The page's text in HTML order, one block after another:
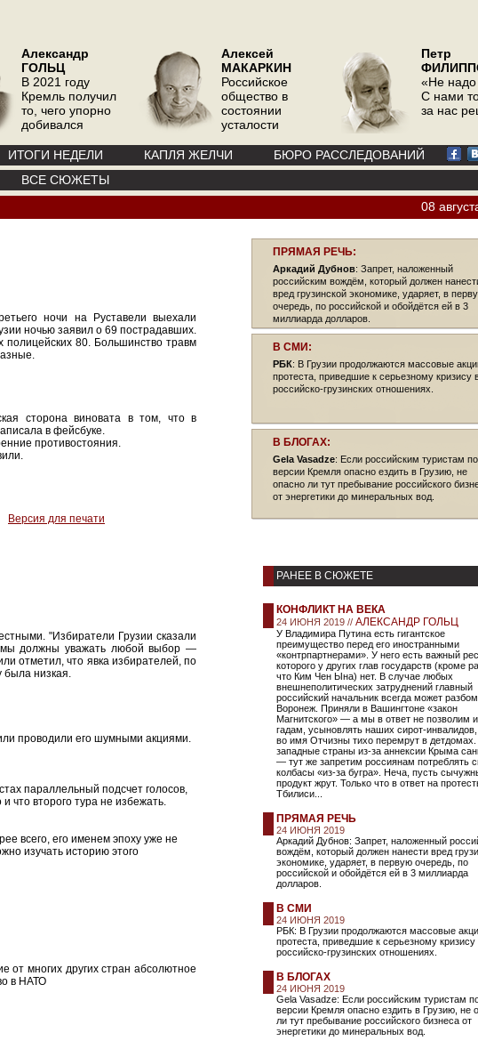
Александр
ГОЛЬЦ
В 2021 году
Кремль получил
то, чего упорно
добивался
Алексей
МАКАРКИН
Российское
общество в
состоянии
усталости
Петр
«Не надо
С нами
за нас
ИТОГИ НЕДЕЛИ КАПЛЯ ЖЕЛЧИ
БЮРО РАССЛЕДОВАНИЙ
ВСЕ СЮЖЕТЫ
08
ночи на Руставели выехали
ночью заявил о 69 пострадавших.
80. Большинство травм
сторона виновата в том, что в
в фейсбуке.
противостояния.
Версия для печати
"Избиратели Грузии сказали
мы должны уважать любой выбор —
отметил, что явка избирателей, по
была низкая.
проводили его шумными акциями.
параллельный подсчет голосов,
что второго тура не избежать.
всего, его именем эпоху уже не
изучать историю этого
от многих других стран абсолютное
в НАТО
ПРЯМАЯ РЕЧЬ:
Аркадий Дубнов: Запрет, наложенный
российским вождём, который должен
вред грузинской экономике, ударяет, в
очередь, по российской и обойдётся ей в 3
миллиарда долларов.
В СМИ:
РБК: В Грузии продолжаются массовые
протеста, приведшие к серьезному кризису
российско-грузинских отношениях.
В БЛОГАХ:
Gela Vasadze: Если российским туристам по
версии Кремля опасно ездить в Грузию, не
опасно ли тут пребывание российского
от энергетики до минеральных вод.
РАНЕЕ В СЮЖЕТЕ
КОНФЛИКТ НА ВЕКА
24 ИЮНЯ 2019 // АЛЕКСАНДР ГОЛЬЦ
У Владимира Путина есть гигантское
преимущество перед его иностранными
«контрпартнерами». У него есть важный
которого у других глав государств (кроме
что Ким Чен Ына) нет. В случае любых
внешнеполитических затруднений главный
российский начальник всегда может
Воронеж. Приняли в Вашингтоне «закон
Магнитского» — а мы в ответ не позволим
гадам, усыновлять наших сирот-инвалидов,
во имя Отчизны тихо перемрут в
западные страны из-за аннексии Крыма
— тут же запретим россиянам потреблять
колбасы «из-за бугра». Неча, пусть
продукт жрут. Только что в ответ на
Тбилиси...
ПРЯМАЯ РЕЧЬ
24 ИЮНЯ 2019
Аркадий Дубнов: Запрет, наложенный
вождём, который должен нанести вред
экономике, ударяет, в первую очередь, по
российской и обойдётся ей в 3 миллиарда
долларов.
В СМИ
24 ИЮНЯ 2019
РБК: В Грузии продолжаются массовые
протеста, приведшие к серьезному кризису
российско-грузинских отношениях.
В БЛОГАХ
24 ИЮНЯ 2019
Gela Vasadze: Если российским туристам
версии Кремля опасно ездить в Грузию, не
ли тут пребывание российского бизнеса от
энергетики до минеральных вод.